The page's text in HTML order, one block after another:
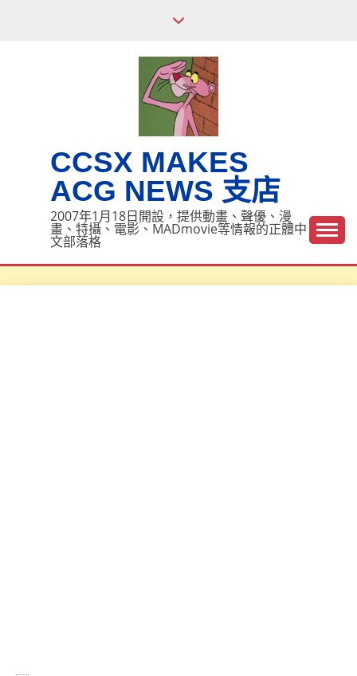
CCSX MAKES
ACG NEWS 支店
2007年1月18日開設，提供動畫、聲優、漫
畫、特攝、電影、MADmovie等情報的正體中
文部落格